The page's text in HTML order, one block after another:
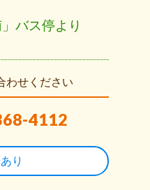
バス停より
わせください
4112
り